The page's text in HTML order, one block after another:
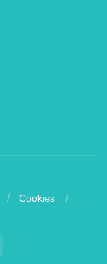
Cookies